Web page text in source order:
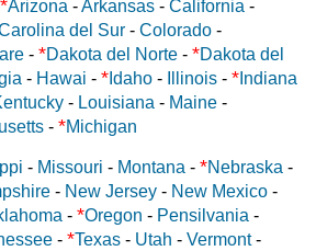
*Arizona -Arkansas - California -
del Sur - Colorado -
- *Dakota del Norte - *Dakota del
- Hawai - * Idaho - Illinois - * Indiana
- Louisiana - Maine -
- *Michigan
- Missouri - Montana - *Nebraska -
- New Jersey - New Mexico -
- *Oregon - Pensilvania -
- *Texas - Utah - Vermont-